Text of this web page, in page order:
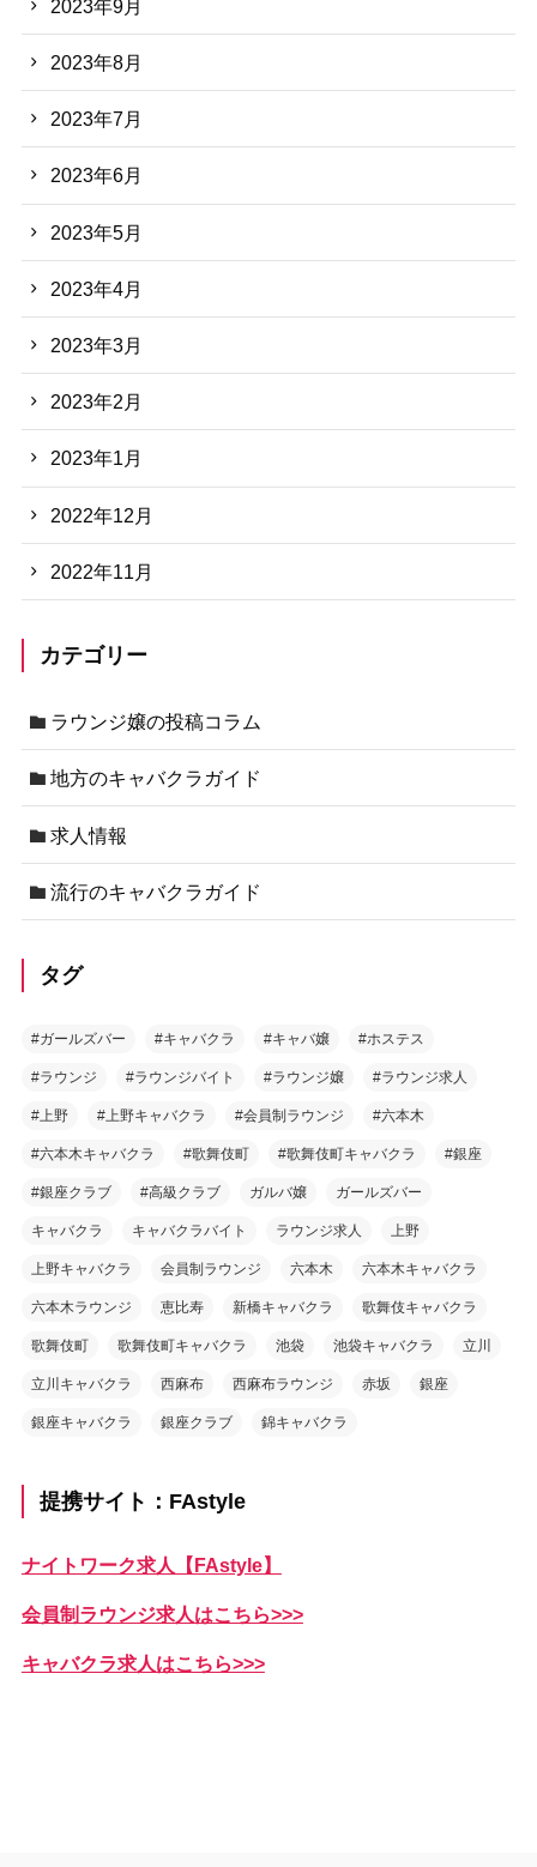
2023年9月
2023年8月
2023年7月
2023年6月
2023年5月
2023年4月
2023年3月
2023年2月
2023年1月
2022年12月
2022年11月
カテゴリー
ラウンジ嬢の投稿コラム
地方のキャバクラガイド
求人情報
流行のキャバクラガイド
タグ
#ガールズバー #キャバクラ #キャバ嬢 #ホステス
#ラウンジ #ラウンジバイト #ラウンジ嬢 #ラウンジ求人
#上野 #上野キャバクラ #会員制ラウンジ #六本木
#六本木キャバクラ #歌舞伎町 #歌舞伎町キャバクラ #銀座
#銀座クラブ #高級クラブ ガルバ嬢 ガールズバー
キャバクラ キャバクラバイト ラウンジ求人 上野
上野キャバクラ 会員制ラウンジ 六本木 六本木キャバクラ
六本木ラウンジ 恵比寿 新橋キャバクラ 歌舞伎キャバクラ
歌舞伎町 歌舞伎町キャバクラ 池袋 池袋キャバクラ 立川
立川キャバクラ 西麻布 西麻布ラウンジ 赤坂 銀座
銀座キャバクラ 銀座クラブ 錦キャバクラ
提携サイト：FAstyle
ナイトワーク求人【FAstyle】
会員制ラウンジ求人はこちら>>>
キャバクラ求人はこちら>>>